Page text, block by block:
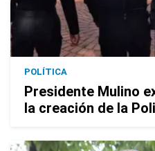
POLÍTICA
Presidente Mulino
la creación de la